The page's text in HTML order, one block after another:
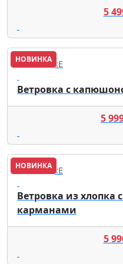
5
НОВИНКА
FINN FLARE
Ветровка с
5
НОВИНКА
FINN FLARE
Ветровка из хлопка
карманами
5